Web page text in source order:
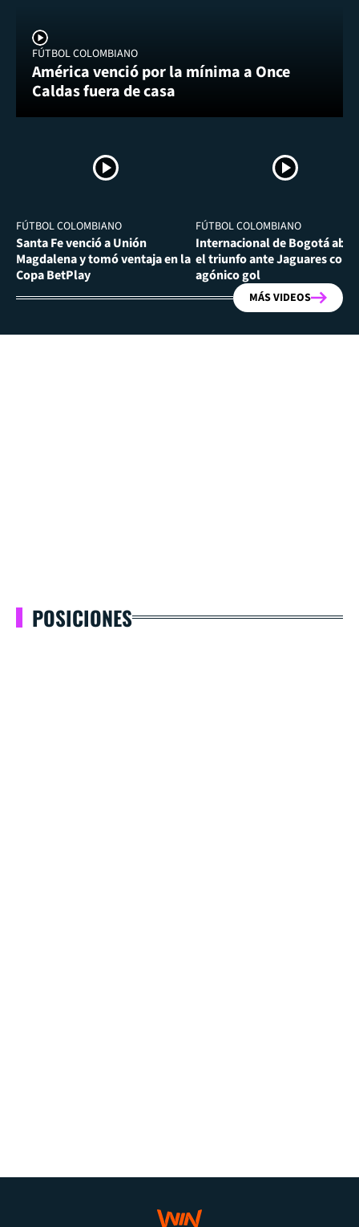
FÚTBOL COLOMBIANO
América venció por la mínima a Once
Caldas fuera de casa
FÚTBOL COLOMBIANO
Santa Fe venció a Unión
Magdalena y tomó ventaja en la
Copa BetPlay
FÚTBOL COLOMBIANO
Internacional de Bogotá
el triunfo ante Jaguares con
agónico gol
MÁS VIDEOS
POSICIONES